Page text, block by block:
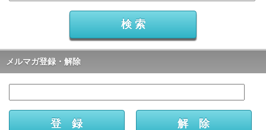
メルマガ登録・解除